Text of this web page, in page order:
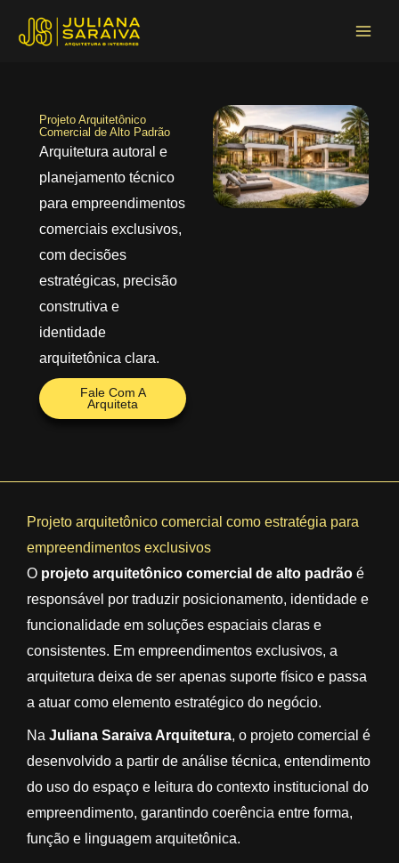
Projeto Arquitetônico
Comercial de Alto Padrão
Arquitetura autoral e
planejamento técnico
para empreendimentos
comerciais exclusivos,
com decisões
estratégicas, precisão
construtiva e
identidade
arquitetônica clara.
Fale Com A
Arquiteta
Projeto arquitetônico comercial como estratégia para
empreendimentos exclusivos
O projeto arquitetônico comercial de alto padrão é
responsável por traduzir posicionamento, identidade e
funcionalidade em soluções espaciais claras e
consistentes. Em empreendimentos exclusivos, a
arquitetura deixa de ser apenas suporte físico e passa
a atuar como elemento estratégico do negócio.
Na Juliana Saraiva Arquitetura, o projeto comercial é
desenvolvido a partir de análise técnica, entendimento
do uso do espaço e leitura do contexto institucional do
empreendimento, garantindo coerência entre forma,
função e linguagem arquitetônica.